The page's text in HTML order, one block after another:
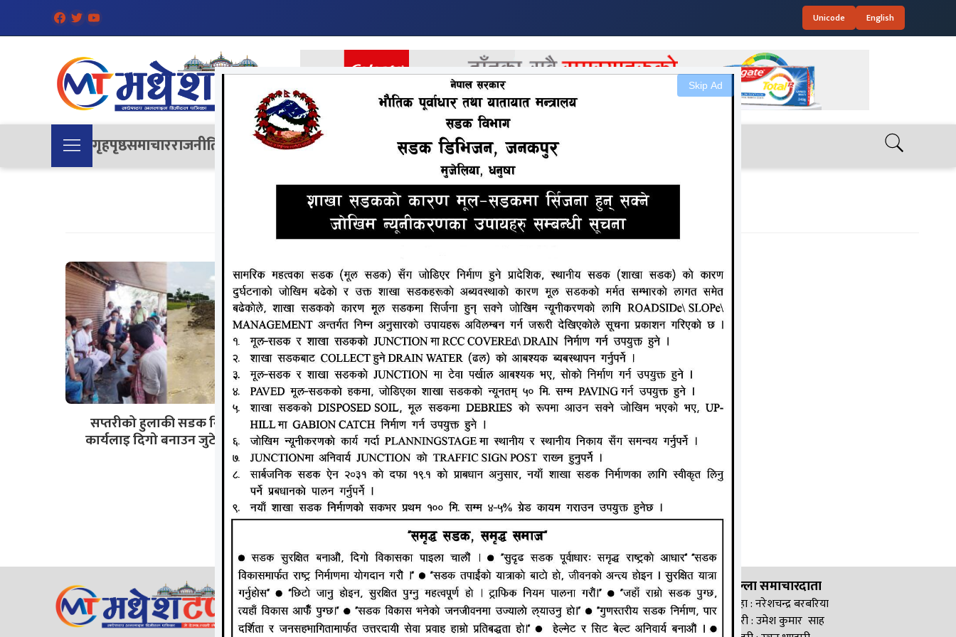
Skip Ad
Unicode English
गृहपृष्ठसमाचारराजनीति देश विचार अन्तराष्ट्रियखेलकुदमनोरन्जनअन्य
हुलाकी सडक
सप्तरीको हुलाकी सडक निर्माण
कार्यलाइ दिगो बनाउन जुटे गाउँले
जानकी न्यूज नेटवर्क
ठेगाना: लक्ष्मीनियाँ -७, मधेश प्रदेश
सम्पर्क नं. : +977-9844100829
हाम्रो टीम
सम्पादक : राजेश कुमार झा
समाचार संयोजक : राजन झा
जिल्ला समाचारदाता
सिरहा : नरेशचन्द्र बरबरिया
सप्तरी : उमेश कुमार साह